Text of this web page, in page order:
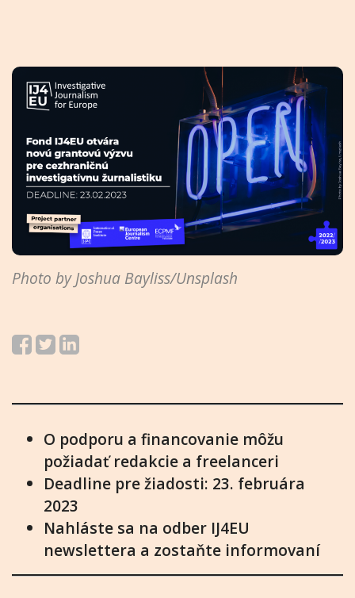
Photo by Joshua Bayliss/Unsplash
O podporu a financovanie môžu
požiadať redakcie a freelanceri
Deadline pre žiadosti: 23. februára
2023
Nahláste sa na odber IJ4EU
newslettera a zostaňte informovaní